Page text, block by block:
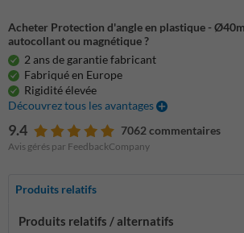
Acheter Protection d'angle en plastique -
autocollant ou magnétique ?
2 ans de garantie fabricant
Fabriqué en Europe
Rigidité élevée
Découvrez tous les avantages
9.4 7062 commentaires
Avis gérés par FeedbackCompany
Produits relatifs
Produits relatifs / alternatifs